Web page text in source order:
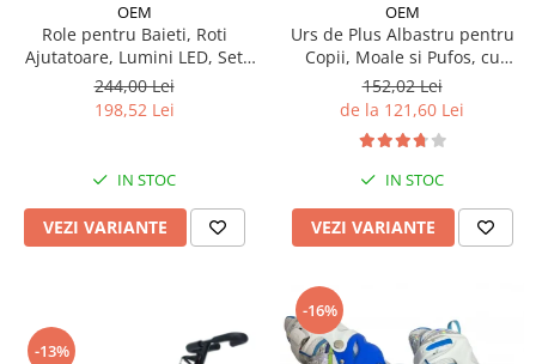
OEM
Role pentru Baieti, Roti
Ajutatoare, Lumini LED, Set
Protectie
244,00 Lei
198,52 Lei
IN STOC
VEZI VARIANTE
OEM
Urs de Plus Albastru pentru
Copii, Moale si Pufos, cu
Fundita
152,02 Lei
de la 121,60 Lei
IN STOC
VEZI VARIANTE
-13%
-16%